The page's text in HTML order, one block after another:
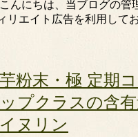
んにちは、当ブログの管
リエイト広告を利用して
粉末・極 定期
ップクラスの含
ヌリン